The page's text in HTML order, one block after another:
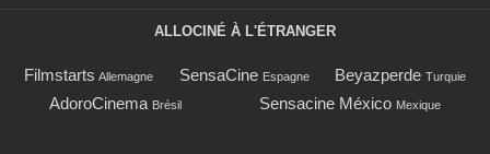
ALLOCINÉ À L'ÉTRANGER
Filmstarts Allemagne SensaCine Espagne Beyazperde Turquie
AdoroCinema Brésil Sensacine México Mexique